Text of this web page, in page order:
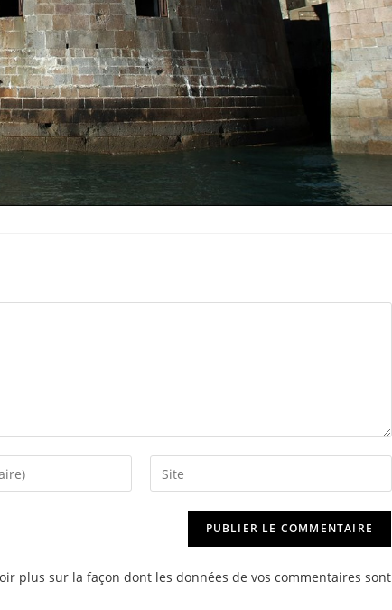
Saisir
l’URL
(facultatif)
plus sur la façon dont les données de vos commentaires sont